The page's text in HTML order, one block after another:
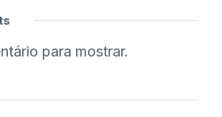
para mostrar.